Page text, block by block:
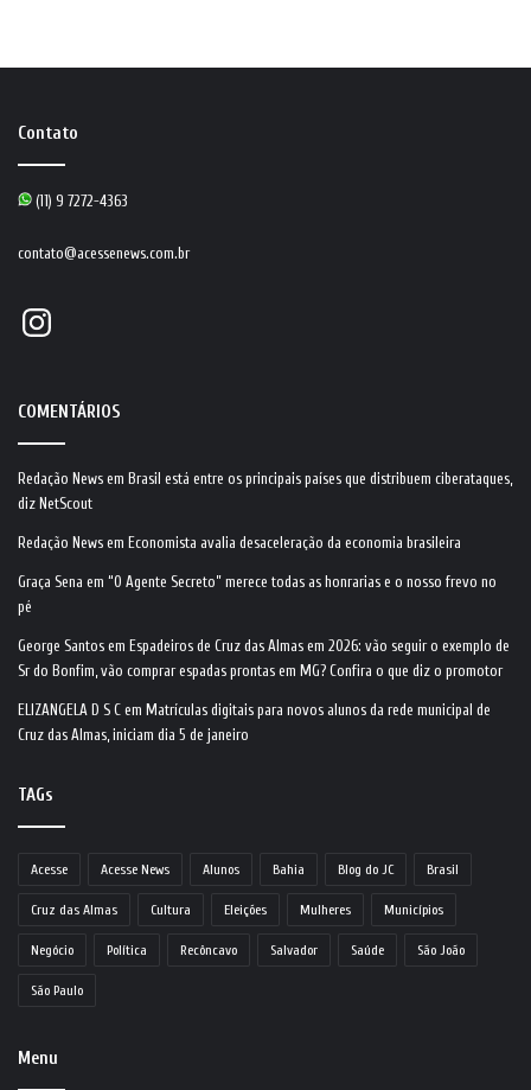
Contato
(11) 9 7272-4363
contato@acessenews.com.br
Instagram
COMENTÁRIOS
Redação News em Brasil está entre os principais países que distribuem ciberataques,
diz NetScout
Redação News em Economista avalia desaceleração da economia brasileira
Graça Sena em “O Agente Secreto” merece todas as honrarias e o nosso frevo no
pé
George Santos em Espadeiros de Cruz das Almas em 2026: vão seguir o exemplo de
Sr do Bonfim, vão comprar espadas prontas em MG? Confira o que diz o promotor
ELIZANGELA D S C em Matrículas digitais para novos alunos da rede municipal de
Cruz das Almas, iniciam dia 5 de janeiro
TAGs
Acesse Acesse News Alunos Bahia Blog do JC Brasil
Cruz das Almas Cultura Eleições Mulheres Municípios
Negócio Política Recôncavo Salvador Saúde São João
São Paulo
Menu